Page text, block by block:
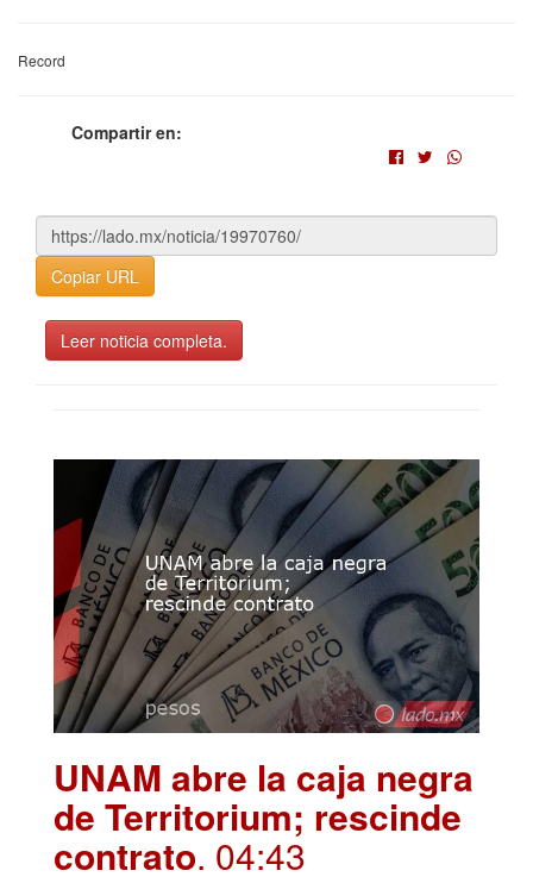
Record
Compartir en:
Copiar URL
Leer noticia completa.
UNAM abre la caja negra
de Territorium; rescinde
contrato. 04:43